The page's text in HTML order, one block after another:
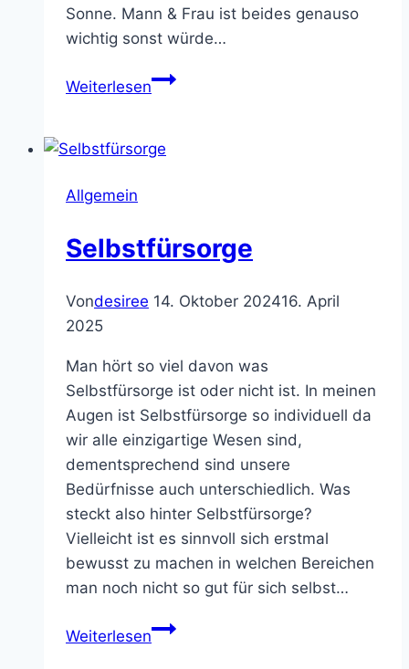
Sonne. Mann & Frau ist beides genauso
wichtig sonst würde…
WeiterlesenDie
Allgemein
Selbstfürsorge
Vondesiree 14. Oktober 202416. April
2025
Man hört so viel davon was
Selbstfürsorge ist oder nicht ist. In meinen
Augen ist Selbstfürsorge so individuell da
wir alle einzigartige Wesen sind,
dementsprechend sind unsere
Bedürfnisse auch unterschiedlich. Was
steckt also hinter Selbstfürsorge?
Vielleicht ist es sinnvoll sich erstmal
bewusst zu machen in welchen Bereichen
man noch nicht so gut für sich selbst…
WeiterlesenSelbstfürsorge